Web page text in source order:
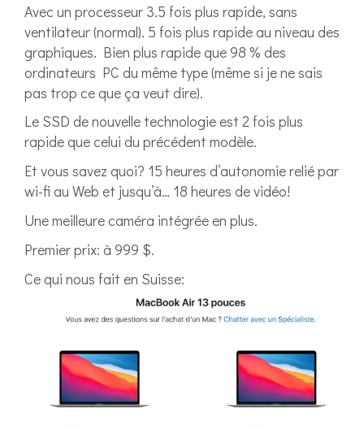
Avec un processeur 3.5 fois plus rapide, sans
ventilateur (normal). 5 fois plus rapide au niveau des
graphiques. Bien plus rapide que 98 % des
ordinateurs PC du même type (même si je ne sais
pas trop ce que ça veut dire).
Le SSD de nouvelle technologie est 2 fois plus
rapide que celui du précédent modèle.
Et vous savez quoi? 15 heures d’autonomie relié par
wi-fi au Web et jusqu’à… 18 heures de vidéo!
Une meilleure caméra intégrée en plus.
Premier prix: à 999 $.
Ce qui nous fait en Suisse: